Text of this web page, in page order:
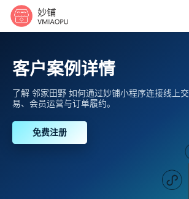
客户案例详情
了解 邻家田野 如何通过妙铺小程序连接线上交
易、会员运营与订单履约。
免费注册